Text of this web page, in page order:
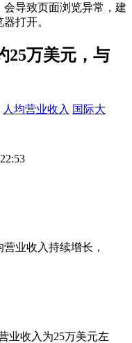
导致页面浏览异常，建
打开。
25万美元，与
人均营业收入 国际大
业收入持续增长，
业收入为25万美元左